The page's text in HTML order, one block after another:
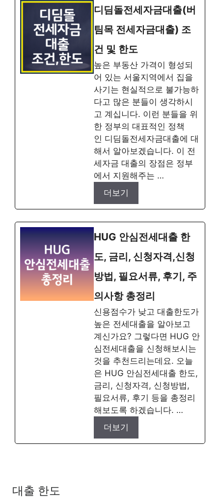
디딤돌전세자금대출(버
팀목 전세자금대출) 조
건 및 한도
높은 부동산 가격이 형성되
어 있는 서울지역에서 집을
사기는 현실적으로 불가능하
다고 많은 분들이 생각하시
고 계십니다. 이런 분들을 위
한 정부의 대표적인 정책
인 디딤돌전세자금대출에 대
해서 알아보겠습니다. 이 전
세자금 대출의 장점은 정부
에서 지원해주는 …
더보기
HUG 안심전세대출 한
도, 금리, 신청자격,신청
방법, 필요서류, 후기, 주
의사항 총정리
신용점수가 낮고 대출한도가
높은 전세대출을 알아보고
계신가요? 그렇다면 HUG 안
심전세대출을 신청해보시는
것을 추천드리는데요. 오늘
은 HUG 안심전세대출 한도,
금리, 신청자격, 신청방법,
필요서류, 후기 등을 총정리
해보도록 하겠습니다. …
더보기
대출 한도